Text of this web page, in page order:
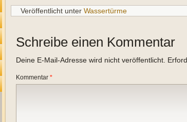
Veröffentlicht unter Wassertürme
Schreibe einen Kommentar
Deine E-Mail-Adresse wird nicht veröffentlicht.
Kommentar *